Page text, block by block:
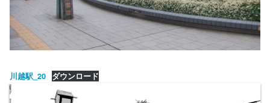
川越駅_20 ダウンロード